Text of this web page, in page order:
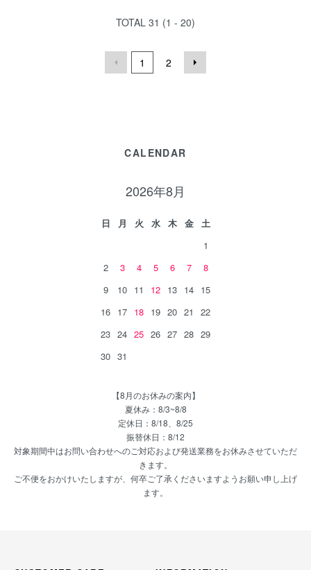
TOTAL 31 (1 - 20)
1 2
CALENDAR
2026年8月
日 月 火 水 木 金
土
1
2
3 4 5 6 7
8
9
10 11 12 13 14 15
16 17 18 19 20 21
22
23 24 25 26 27 28 29
30 31
【8月のお休みの案内】
夏休み：8/3~8/8
定休日：8/18、8/25
振替休日：8/12
対象期間中はお問い合わせへのご対応および発送業務をお休みさせていただ
きます。
ご不便をおかけいたしますが、何卒ご了承くださいますようお願い申し上げ
ます。